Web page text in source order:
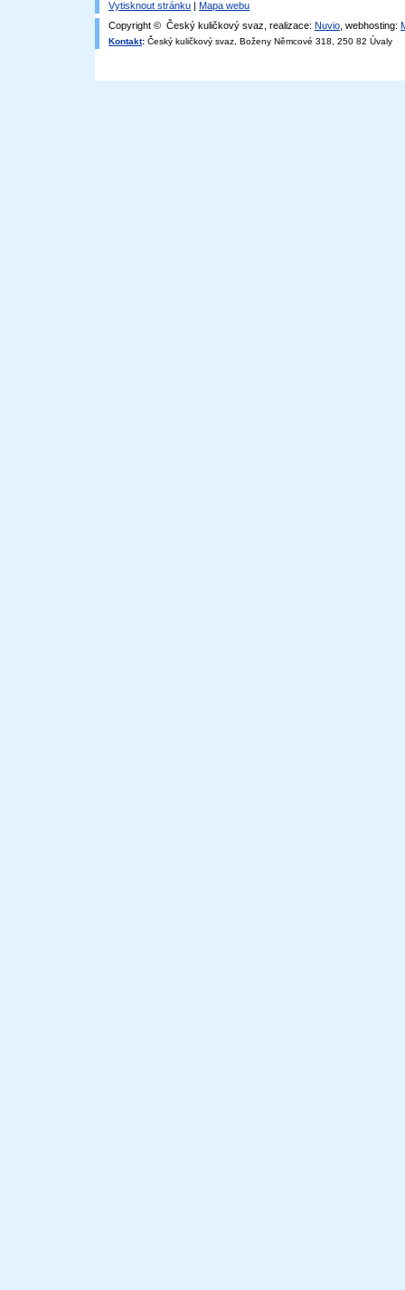
Vytisknout stránku | Mapa webu
Copyright © Český kuličkový svaz, realizace: Nuvio , webhosting:
Kontakt: Český kuličkový svaz, Boženy Němcové 318, 250 82 Úvaly